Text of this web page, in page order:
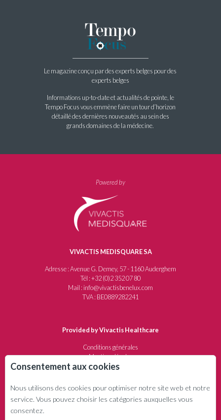
Le magazine conçu par des experts belges pour des
experts belges
Informations up-to-date et actualités de pointe, le
Tempo Focus vous emmène faire un tour d’horizon
détaillé des dernières nouveautés au sein des
grands domaines de la médecine.
Powered by
VIVACTIS MEDISQUARE SA
Adresse : Avenue G. Demey, 57 - 1160 Auderghem
Tél : +32 (0)2 352 07 80
Mail : info@vivactisbenelux.com
TVA : BE0889282241
Provided by Vivactis Healthcare
Conditions générales
Mentions légales
Protection de la vie privée
QUI SOMMES-NOUS ?
Consentement aux cookies
Nous utilisons des cookies pour optimiser notre site web et notre
service. Vous pouvez choisir les catégories auxquelles vous
consentez.